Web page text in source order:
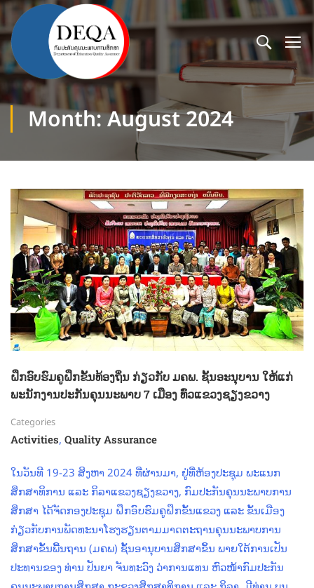
Month: August 2024
ຝຶກອົບຮົມຄູຝຶກຂັ້ນທ້ອງຖິ່ນ ກ່ຽວກັບ ມຄພ. ຊັ້ນອະນຸບານ ໃຫ້ແກ່
ພະນັກງານປະກັນຄຸນນະພາບ 7 ເມືອງ ທົ່ວແຂວງຊຽງຂວາງ
Categories
Activities, Quality Assurance
ໃນວັນທີ 19-23 ສິງຫາ 2024 ທີ່ຜ່ານມາ, ຢູ່ທີ່ຫ້ອງປະຊຸມ ພະແນກ
ສຶກສາທິການ ແລະ ກິລາແຂວງຊຽງຂວາງ, ກົມປະກັນຄຸນນະພາບການ
ສຶກສາ ໄດ້ຈັດກອງປະຊຸມ ຝຶກອົບຮົມຄູຝຶກຂັ້ນແຂວງ ແລະ ຂັ້ນເມືອງ
ກ່ຽວກັບການພັດທະນາໂຮງຮຽນຕາມມາດຕະຖານຄຸນນະພາບການ
ສຶກສາຂັ້ນພື້ນຖານ (ມຄພ) ຊັ້ນອານຸບານສຶກສາຂຶ້ນ ພາຍໃຕ້ການເປັນ
ປະທານຂອງ ທ່ານ ປັນຍາ ຈັນທະວົງ ວ່າການແທນ ຫົວໜ້າກົມປະກັນ